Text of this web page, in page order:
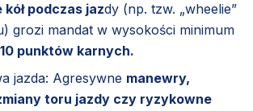
podczas jazdy (np. tzw. „wheelie”
grozi mandat w wysokości minimum
10 punktów karnych.
jazda: Agresywne manewry,
toru jazdy czy ryzykowne